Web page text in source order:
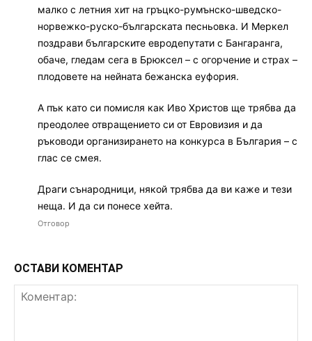
малко с летния хит на гръцко-румънско-шведско-
норвежко-руско-българската песньовка. И Меркел
поздрави българските евродепутати с Бангаранга,
обаче, гледам сега в Брюксел – с огорчение и страх –
плодовете на нейната бежанска еуфория.
А пък като си помисля как Иво Христов ще трябва да
преодолее отвращението си от Евровизия и да
ръководи организирането на конкурса в България – с
глас се смея.
Драги сънародници, някой трябва да ви каже и тези
неща. И да си понесе хейта.
Отговор
ОСТАВИ КОМЕНТАР